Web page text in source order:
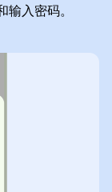
入密码。